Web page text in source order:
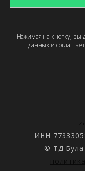
Нажимая на кнопку, вы
данных и
ИНН
© ТД